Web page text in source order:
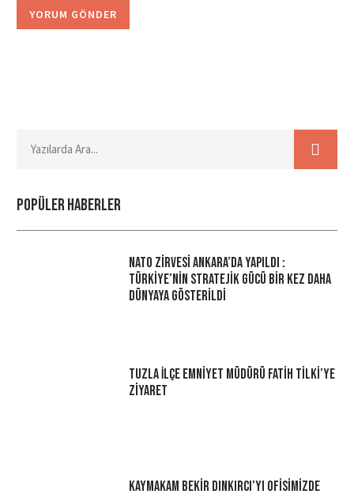
Popüler haberler
NATO Zirvesi Ankara’da Yapıldı :
Türkiye’nin Stratejik Gücü Bir Kez Daha
Dünyaya Gösterildi
Tuzla İlçe Emniyet Müdürü Fatih Tilki’ye
Ziyaret
Kaymakam Bekir Dınkırcı’yı Ofisimizde